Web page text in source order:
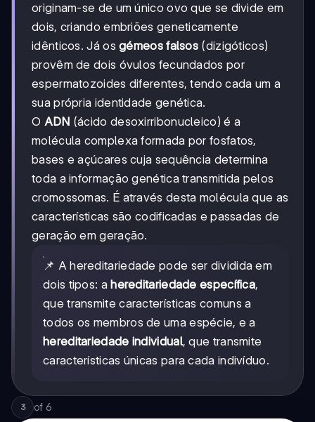
originam-se de um único ovo que se divide em
dois, criando embriões geneticamente
idênticos. Já osgémeos falsos (dizigóticos)
provêm de dois óvulos fecundados por
espermatozoides diferentes, tendo cada um a
sua própria identidade genética.
O ADN (ácido desoxirribonucleico) é a
molécula complexa formada por fosfatos,
bases e açúcares cuja sequência determina
toda a informação genética transmitida pelos
cromossomas. É através desta molécula que as
características são codificadas e passadas de
geração em geração.
📌 A hereditariedade pode ser dividida em
dois tipos: a hereditariedade específica,
que transmite características comuns a
todos os membros de uma espécie, e a
hereditariedade individual, que transmite
características únicas para cada indivíduo.
3 of 6